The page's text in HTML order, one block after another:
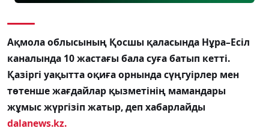
Ақмола облысының Қосшы қаласында Нұра–Есіл
каналында 10 жастағы бала суға батып кетті.
Қазіргі уақытта оқиға орнында сүңгуірлер мен
төтенше жағдайлар қызметінің мамандары
жұмыс жүргізіп жатыр, деп хабарлайды
dalanews.kz.